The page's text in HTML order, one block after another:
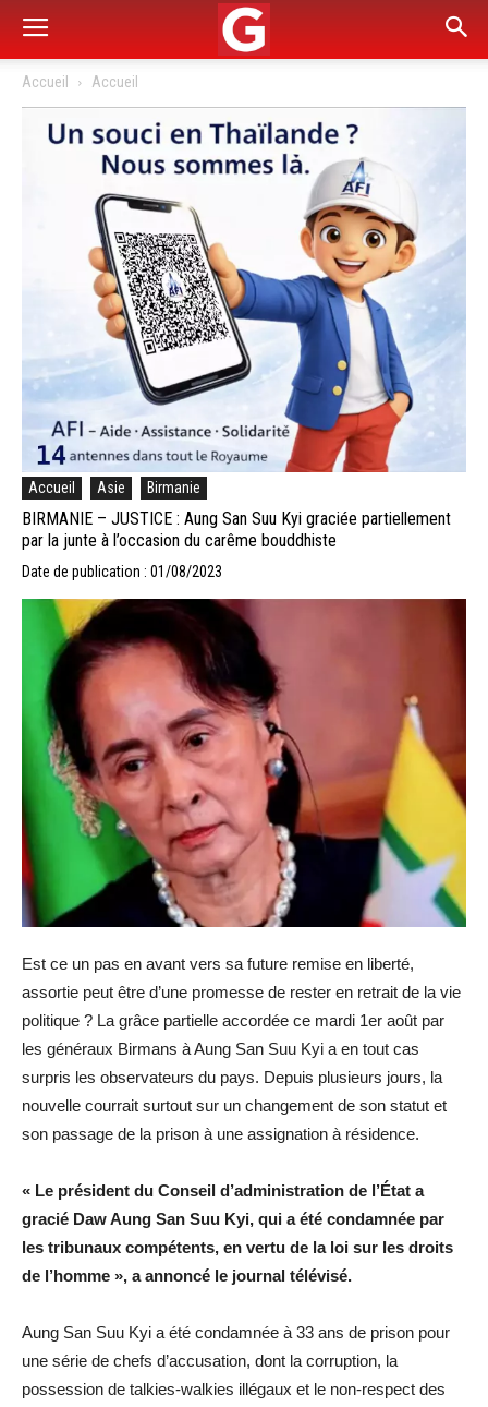
Accueil Accueil
Accueil Asie Birmanie
BIRMANIE – JUSTICE : Aung San Suu Kyi graciée partiellement
par la junte à l’occasion du carême bouddhiste
Date de publication : 01/08/2023
Est ce un pas en avant vers sa future remise en liberté,
assortie peut être d’une promesse de rester en retrait de la vie
politique ? La grâce partielle accordée ce mardi 1er août par
les généraux Birmans à Aung San Suu Kyi a en tout cas
surpris les observateurs du pays. Depuis plusieurs jours, la
nouvelle courrait surtout sur un changement de son statut et
son passage de la prison à une assignation à résidence.
« Le président du Conseil d’administration de l’État a
gracié Daw Aung San Suu Kyi, qui a été condamnée par
les tribunaux compétents, en vertu de la loi sur les droits
de l’homme », a annoncé le journal télévisé.
Aung San Suu Kyi a été condamnée à 33 ans de prison pour
une série de chefs d’accusation, dont la corruption, la
possession de talkies-walkies illégaux et le non-respect des